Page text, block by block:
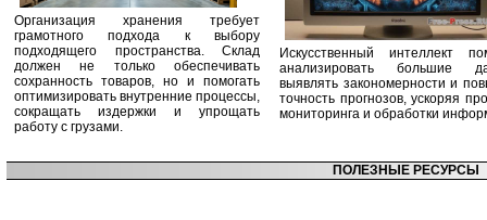
Организация хранения требует
грамотного подхода к выбору
подходящего пространства. Склад
должен не только обеспечивать
сохранность товаров, но и помогать
оптимизировать внутренние процессы,
сокращать издержки и упрощать
работу с грузами.
Искусственный интеллект
анализировать большие
выявлять закономерности и
точность прогнозов, ускоряя
мониторинга и обработки
ПОЛЕЗНЫЕ РЕСУРСЫ